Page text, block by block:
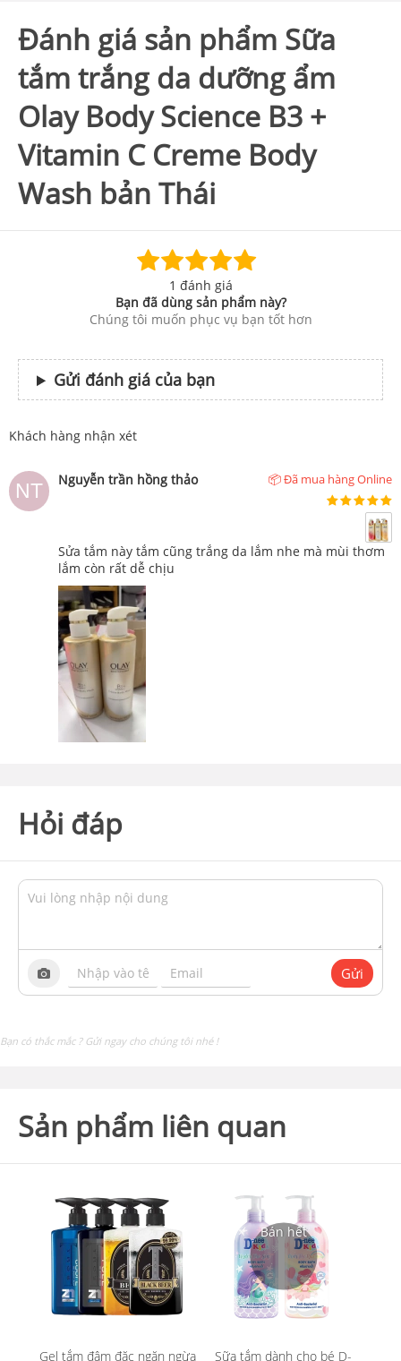
Đánh giá sản phẩm Sữa
tắm trắng da dưỡng ẩm
Olay Body Science B3 +
Vitamin C Creme Body
Wash bản Thái
1 đánh giá
Bạn đã dùng sản phẩm này?
Chúng tôi muốn phục vụ bạn tốt hơn
Gửi đánh giá của bạn
Khách hàng nhận xét
Nguyễn trần hồng thảo 📦 Đã mua hàng Online
Sửa tắm này tắm cũng trắng da lắm nhe mà mùi thơm
lắm còn rất dễ chịu
Hỏi đáp
Gửi
Bạn có thắc mắc ? Gửi ngay cho chúng tôi nhé !
Sản phẩm liên quan
Gel tắm đậm đặc ngăn ngừa
Sữa tắm dành cho bé D-